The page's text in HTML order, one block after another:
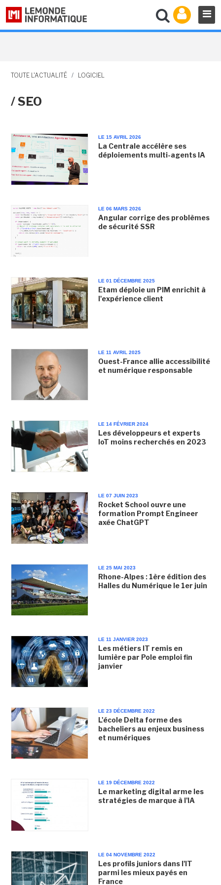
TOUTE L'ACTUALITÉ / LOGICIEL
/ SEO
LE 15 AVRIL 2026
La Centrale accélère ses
déploiements multi-agents IA
LE 06 MARS 2026
Angular corrige des problèmes
de sécurité SSR
LE 01 DÉCEMBRE 2025
Etam déploie un PIM enrichit à
l'expérience client
LE 11 AVRIL 2025
Ouest-France allie accessibilité
et numérique responsable
LE 14 FÉVRIER 2024
Les développeurs et experts
IoT moins recherchés en 2023
LE 07 JUIN 2023
Rocket School ouvre une
formation Prompt Engineer
axée ChatGPT
LE 25 MAI 2023
Rhone-Alpes : 1ère édition des
Halles du Numérique le 1er juin
LE 11 JANVIER 2023
Les métiers IT remis en
lumière par Pole emploi fin
janvier
LE 23 DÉCEMBRE 2022
L'école Delta forme des
bacheliers au enjeux business
et numériques
LE 19 DÉCEMBRE 2022
Le marketing digital arme les
stratégies de marque à l'IA
LE 04 NOVEMBRE 2022
Les profils juniors dans l'IT
parmi les mieux payés en
France